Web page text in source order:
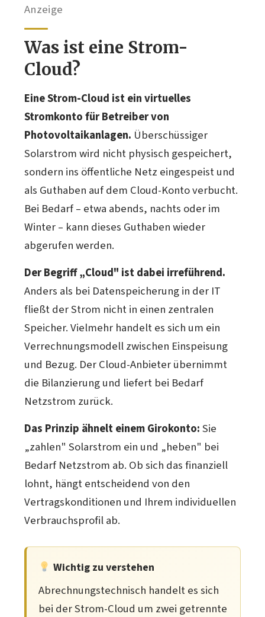
Anzeige
Was ist eine Strom-
Cloud?
Eine Strom-Cloud ist ein virtuelles
Stromkonto für Betreiber von
Photovoltaikanlagen. Überschüssiger
Solarstrom wird nicht physisch gespeichert,
sondern ins öffentliche Netz eingespeist und
als Guthaben auf dem Cloud-Konto verbucht.
Bei Bedarf – etwa abends, nachts oder im
Winter – kann dieses Guthaben wieder
abgerufen werden.
Der Begriff „Cloud" ist dabei irreführend.
Anders als bei Datenspeicherung in der IT
fließt der Strom nicht in einen zentralen
Speicher. Vielmehr handelt es sich um ein
Verrechnungsmodell zwischen Einspeisung
und Bezug. Der Cloud-Anbieter übernimmt
die Bilanzierung und liefert bei Bedarf
Netzstrom zurück.
Das Prinzip ähnelt einem Girokonto:Sie
„zahlen" Solarstrom ein und „heben" bei
Bedarf Netzstrom ab. Ob sich das finanziell
lohnt, hängt entscheidend von den
Vertragskonditionen und Ihrem individuellen
Verbrauchsprofil ab.
Wichtig zu verstehen
Abrechnungstechnisch handelt es sich
bei der Strom-Cloud um zwei getrennte